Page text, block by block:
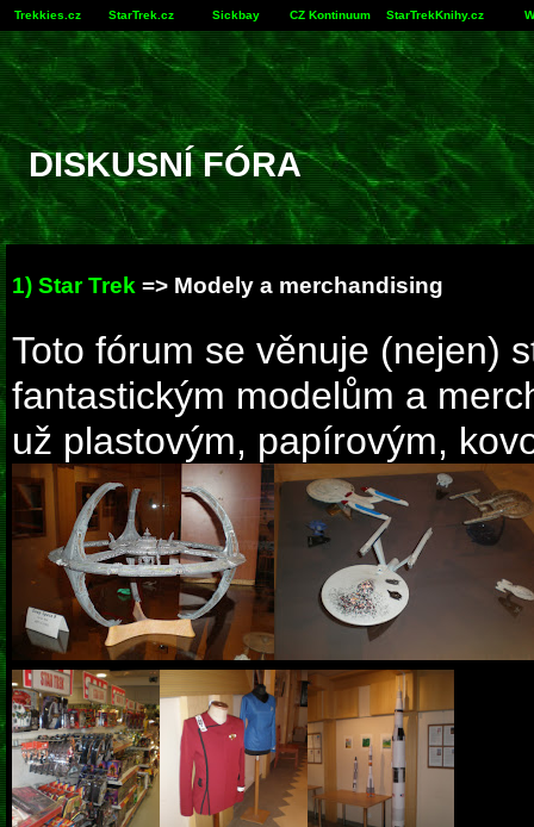
Trekkies.cz StarTrek.cz Sickbay CZ Kontinuum StarTrekKnihy.cz
DISKUSNÍ FÓRA
1) Star Trek => Modely a merchandising
Toto fórum se věnuje (nejen)
fantastickým modelům a
už plastovým, papírovým,